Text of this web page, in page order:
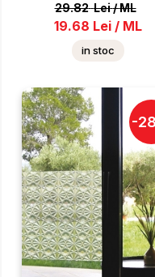
29.82 Lei/ML
19.68 Lei / ML
in stoc
-28